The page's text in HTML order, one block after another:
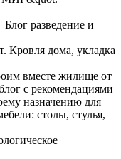
разведение и
Кровля дома, укладка
вместе жилище от
с рекомендациями
назначению для
столы, стулья,